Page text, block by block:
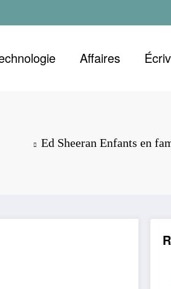
Affaires
Ed Sheeran Enfants en